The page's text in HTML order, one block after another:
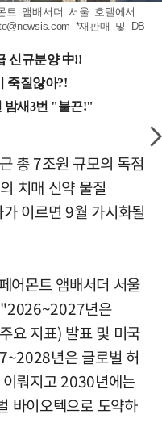
트 앰배서더 서울 호텔에서
*재판매 및 DB
총 7조원 규모의 독점
치매 신약 물질
이르면 9월 가시화될
어몬트 앰배서더 서울
"2026~2027년은
요 지표) 발표 및 미국
년은 글로벌 허
뤄지고 2030년에는
바이오텍으로 도약하